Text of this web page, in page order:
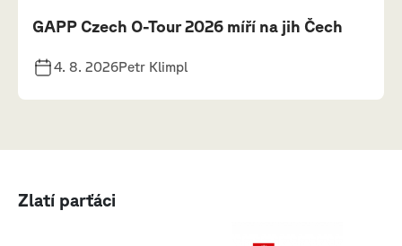
GAPP Czech O-Tour 2026 míří na jih Čech
4. 8. 2026Petr Klimpl
Zlatí parťáci